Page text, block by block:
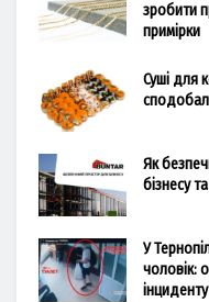
зробити
примірки
Суші для
Як
бізнесу
У
чоловік:
інциденту